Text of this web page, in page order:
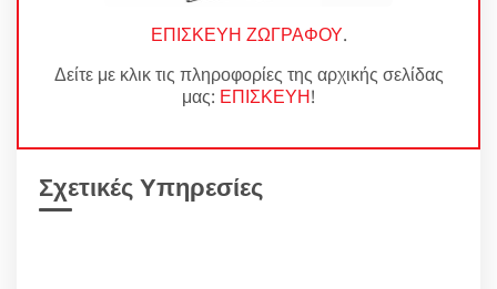
ΕΠΙΣΚΕΥΗ ΖΩΓΡΑΦΟΥ.
Δείτε με κλικ τις πληροφορίες της αρχικής σελίδας
μας: ΕΠΙΣΚΕΥΗ!
Σχετικές Υπηρεσίες